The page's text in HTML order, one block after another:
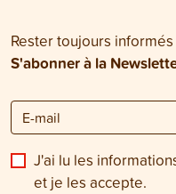
Rester toujours informés
S'abonner à la
J'ai lu les
et je les accepte.